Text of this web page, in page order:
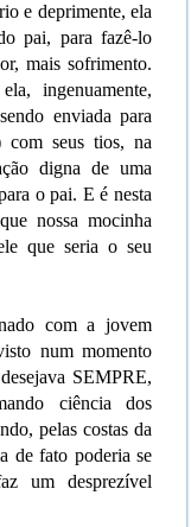
e deprimente, ela
pai, para fazê-lo
mais sofrimento.
ingenuamente,
enviada para
seus tios, na
digna de uma
o pai. E é nesta
nossa mocinha
que seria o seu
com a jovem
num momento
SEMPRE,
ciência dos
pelas costas da
de fato poderia se
um desprezível